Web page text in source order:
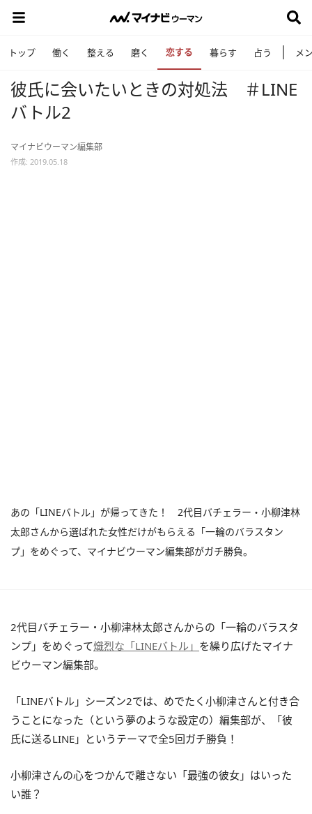
トップ 働く 整える 磨く 恋する 暮らす 占う メ
彼氏に会いたいときの対処法 ＃LINE
バトル2
マイナビウーマン編集部
作成: 2019.05.18
あの「LINEバトル」が帰ってきた！ 2代目バチェラー・小柳津林
太郎さんから選ばれた女性だけがもらえる「一輪のバラスタン
プ」をめぐって、マイナビウーマン編集部がガチ勝負。
2代目バチェラー・小柳津林太郎さんからの「一輪のバラスタ
ンプ」をめぐって熾烈な「LINEバトル」 を繰り広げたマイナ
ビウーマン編集部。
「LINEバトル」シーズン2では、めでたく小柳津さんと付き合
うことになった（という夢のような設定の）編集部が、「彼
氏に送るLINE」というテーマで全5回ガチ勝負！
小柳津さんの心をつかんで離さない「最強の彼女」はいった
い誰？